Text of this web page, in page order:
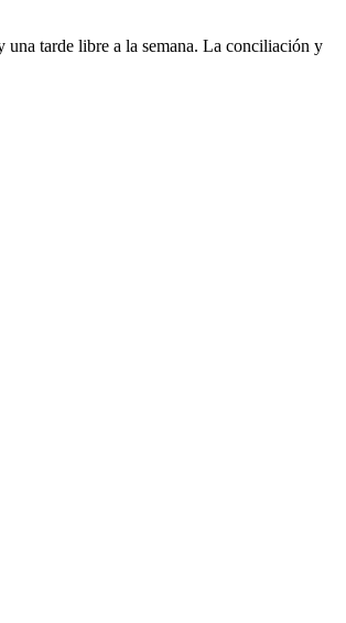
una tarde libre a la semana. La conciliación y